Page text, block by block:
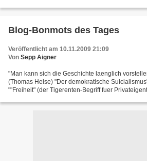
Blog-Bonmots des Tages
Veröffentlicht am 10.11.2009 21:09
Von Sepp Aigner
"Man kann sich die Geschichte laenglich
(Thomas Heise) "Der demokratische
""Freiheit" (der Tigerenten-Begriff fuer